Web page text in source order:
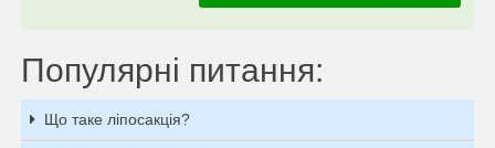
Популярні питання:
Що таке ліпосакція?